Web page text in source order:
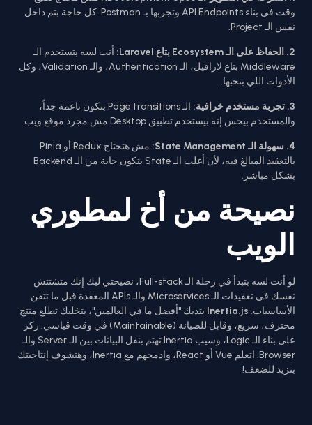
وقت في بناء API Endpoints وتجربها بـ Postman. كل حاجة بتم داخل
نفس الـ Project.
2. الحفاظ على الـ Ecosystem بتاع Laravel:
أنت لسه بتستخدم الـ
Middleware بتاع لارافيل، الـ Authentication، والـ Validation، وكل
الأدوات اللي بتحبها.
3. تجربة مستخدم خرافية:
الـ Page transitions بتكون ناعمة جداً،
والمستخدم بيحس إنه بيستخدم تطبيق Desktop مش مجرد موقع ويب.
4. سهولة الـ State Management:
مش هتحتاج Redux أو Pinia
بالتعقيد المبالغ فيه، لأن أغلب الـ State بتكون جاية من الـ Backend
بشكل مباشر.
نصيحة من أخ لمطوري
الويب
لو أنت لسه بتبدأ في رحلة الـ Full-stack، نصيحتي ليك إنك متشتتش
نفسك في تعقيدات الـ Microservices والـ APIs المعقدة قبل ما تتقن
الأساسيات. Inertia.js بتديك "أفضل ما في العالمين"، بتخليك تطلع منتج
محترف، سريع، وقابل للصيانة (Maintainable) في وقت قياسي. ركز
على بناء الـ Logic، وسيب Inertia تهتم بنقل البيانات بين الـ Server والـ
Browser. اتعلم Vue أو React، وادمجهم مع Inertia، وهتشوف إنتاجيتك
بتزيد للضعف!